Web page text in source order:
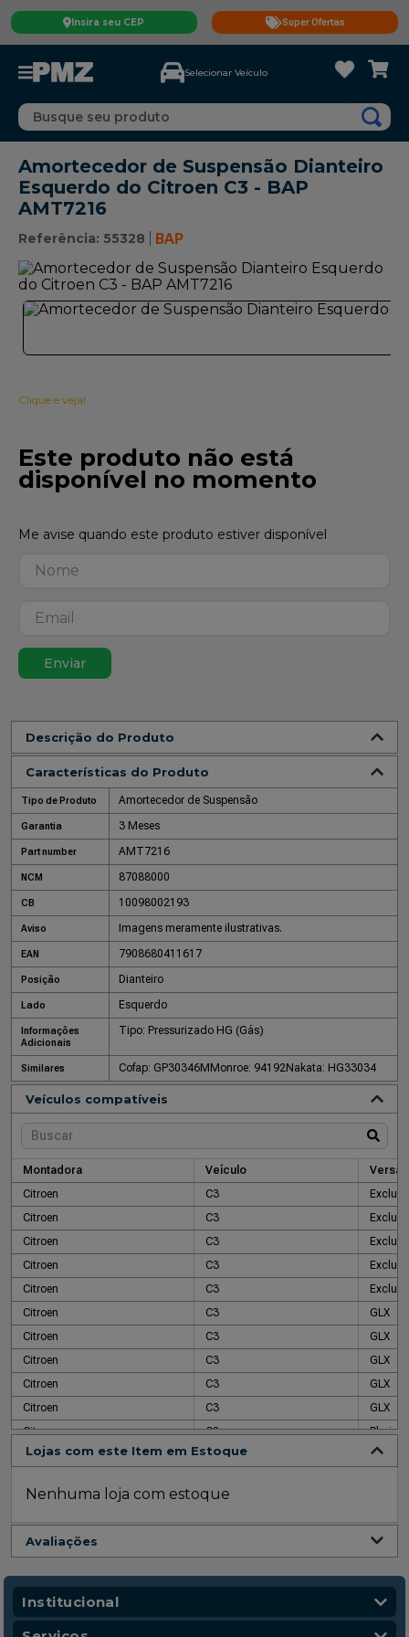
Insira seu CEP Super Ofertas
Selecionar Veículo
Busque seu produto
Amortecedor de Suspensão Dianteiro
Esquerdo do Citroen C3 - BAP
AMT7216
Referência: 55328 BAP
Clique e veja!
Este produto não está
disponível no momento
Enviar
Descrição do Produto
Características do Produto
Tipo de Produto Amortecedor de Suspensão
Garantia 3 Meses
Part number AMT7216
NCM 87088000
CB 10098002193
Aviso Imagens meramente ilustrativas.
EAN 7908680411617
Posição Dianteiro
Lado Esquerdo
Informações
Adicionais
Tipo: Pressurizado HG (Gás)
Similares Cofap: GP30346M Monroe: 94192Nakata: HG33034
Veículos compatíveis
Montadora Veículo
Versão
Citroen
C3
Citroen
C3
Citroen
C3
Citroen
C3
Citroen
C3
Citroen
C3
GLX
Citroen
C3
GLX
Citroen
C3
GLX
Citroen
C3
GLX
Citroen
C3
GLX
Citroen
C3
Pluriel
Citroen
C3
XTR
Lojas com este Item em Estoque
Nenhuma loja com estoque
Avaliações
Institucional
Quem Somos